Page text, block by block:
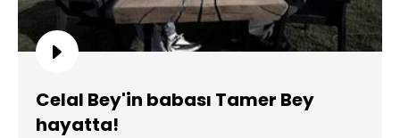
Celal Bey'in babası Tamer Bey
hayatta!